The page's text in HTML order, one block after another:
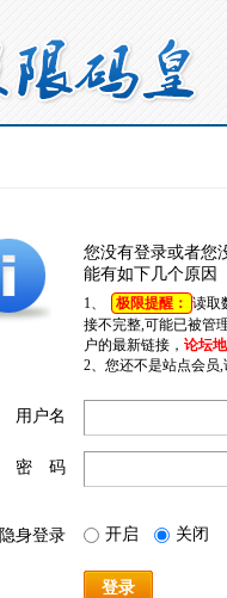
您没有登录或者您
能有如下几个原因
1、 极限提醒： 读取
接不完整,可能已被管
户的最新链接， 论坛
2、您还不是站点会员
用户名
密 码
隐身登录 开启 关闭
登录